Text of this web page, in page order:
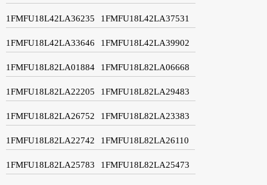
1FMFU18L42LA36235 1FMFU18L42LA37531
1FMFU18L42LA33646 1FMFU18L42LA39902
1FMFU18L82LA01884 1FMFU18L82LA06668
1FMFU18L82LA22205 1FMFU18L82LA29483
1FMFU18L82LA26752 1FMFU18L82LA23383
1FMFU18L82LA22742 1FMFU18L82LA26110
1FMFU18L82LA25783 1FMFU18L82LA25473